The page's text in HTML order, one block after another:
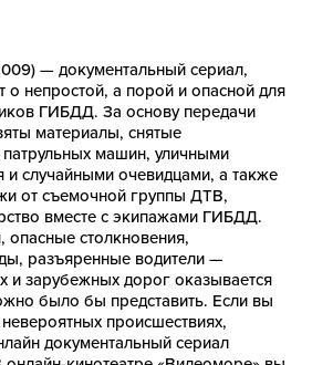
— документальный сериал,
о непростой, а порой и опасной для
ГИБДД. За основу передачи
материалы, снятые
машин, уличными
случайными очевидцами, а также
от съемочной группы ДТВ,
вместе с экипажами ГИБДД.
столкновения,
разъяренные водители —
и зарубежных дорог оказывается
было бы представить. Если вы
происшествиях,
документальный сериал